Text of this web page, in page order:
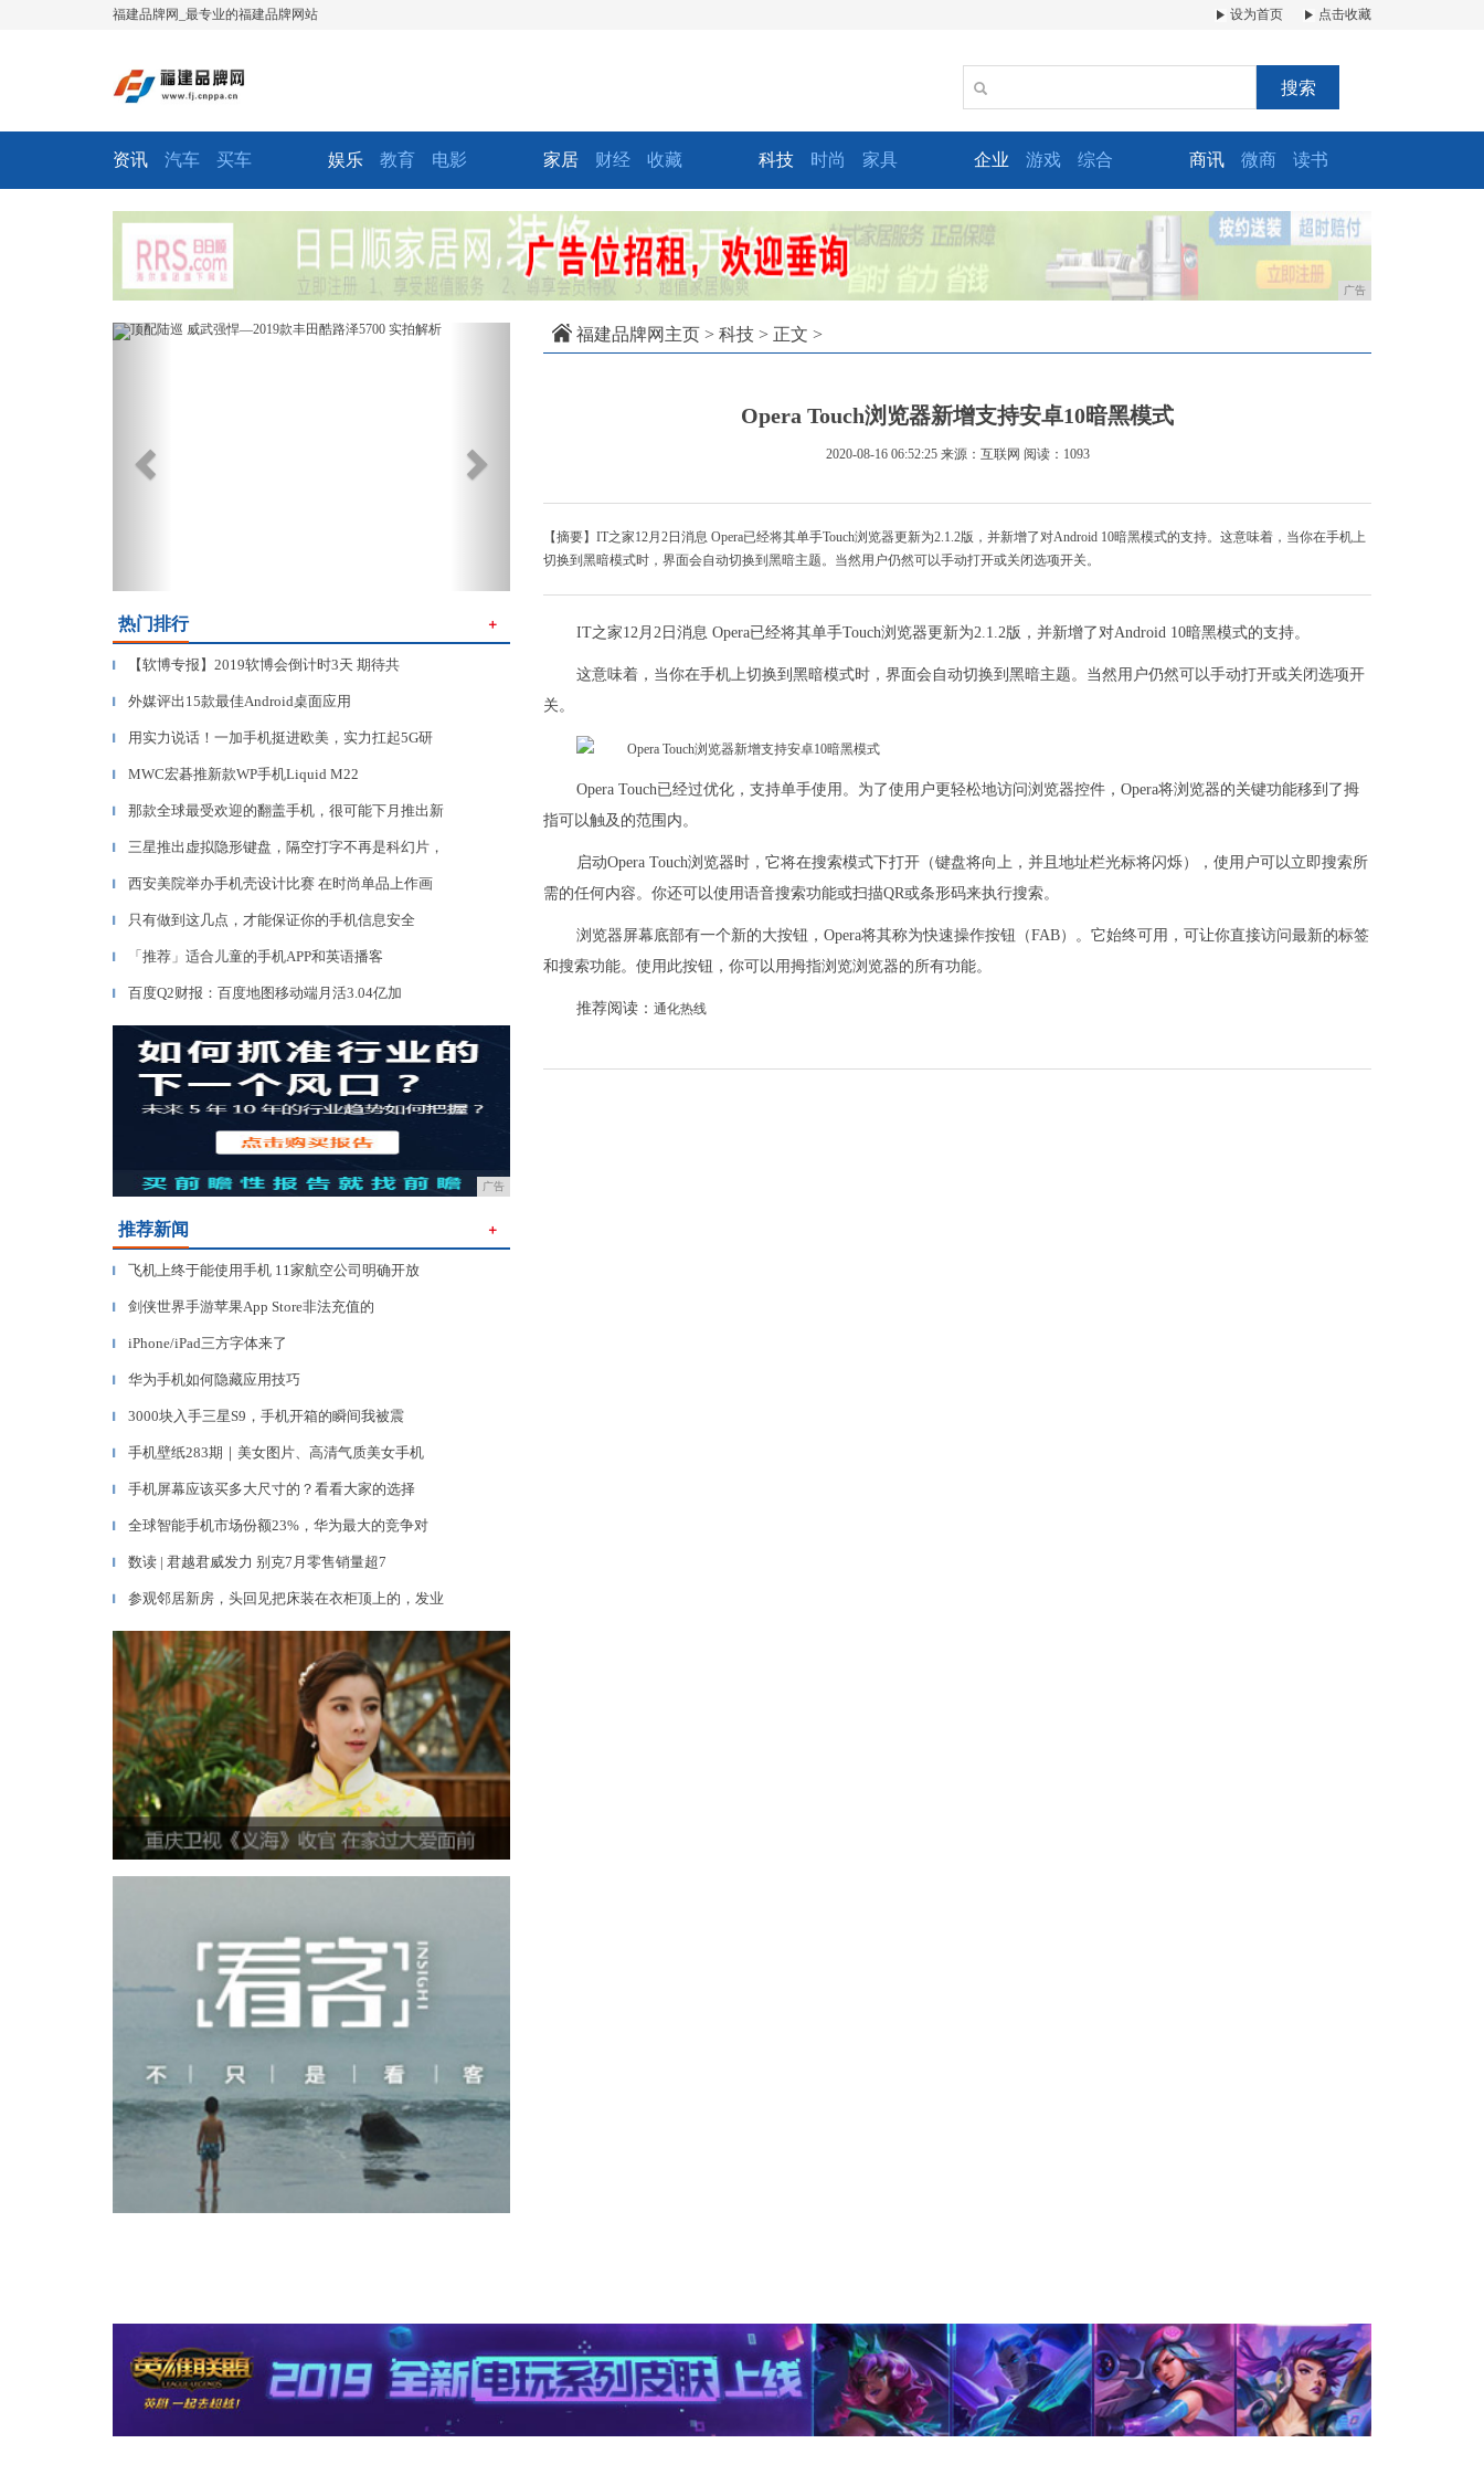
福建品牌网_最专业的福建品牌网站 设为首页 点击收藏
搜索
资讯 汽车 买车 娱乐 教育 电影 家居 财经 收藏 科技 时尚 家具 企业 游戏 综合 商讯 微商 读书
广告
Previous
热门排行 ＋
▎ 【软博专报】2019软博会倒计时3天 期待共
▎ 外媒评出15款最佳Android桌面应用
▎ 用实力说话！一加手机挺进欧美，实力扛起5G研
▎ MWC宏碁推新款WP手机Liquid M22
▎ 那款全球最受欢迎的翻盖手机，很可能下月推出新
▎ 三星推出虚拟隐形键盘，隔空打字不再是科幻片，
▎ 西安美院举办手机壳设计比赛 在时尚单品上作画
▎ 只有做到这几点，才能保证你的手机信息安全
▎ 「推荐」适合儿童的手机APP和英语播客
▎ 百度Q2财报：百度地图移动端月活3.04亿加
广告
推荐新闻 ＋
▎ 飞机上终于能使用手机 11家航空公司明确开放
▎ 剑侠世界手游苹果App Store非法充值的
▎ iPhone/iPad三方字体来了
▎ 华为手机如何隐藏应用技巧
▎ 3000块入手三星S9，手机开箱的瞬间我被震
▎ 手机壁纸283期｜美女图片、高清气质美女手机
▎ 手机屏幕应该买多大尺寸的？看看大家的选择
▎ 全球智能手机市场份额23%，华为最大的竞争对
▎ 数读 | 君越君威发力 别克7月零售销量超7
▎ 参观邻居新房，头回见把床装在衣柜顶上的，发业
福建品牌网主页 > 科技 > 正文 >
Opera Touch浏览器新增支持安卓10暗黑模式
2020-08-16 06:52:25 来源：互联网 阅读：1093
【摘要】IT之家12月2日消息 Opera已经将其单手Touch浏览器更新为2.1.2版，并新增了对Android 10暗黑模式的支持。这意味着，当你在手机上
切换到黑暗模式时，界面会自动切换到黑暗主题。当然用户仍然可以手动打开或关闭选项开关。
IT之家12月2日消息 Opera已经将其单手Touch浏览器更新为2.1.2版，并新增了对Android 10暗黑模式的支持。
这意味着，当你在手机上切换到黑暗模式时，界面会自动切换到黑暗主题。当然用户仍然可以手动打开或关闭选项开
关。
Opera Touch已经过优化，支持单手使用。为了使用户更轻松地访问浏览器控件，Opera将浏览器的关键功能移到了拇
指可以触及的范围内。
启动Opera Touch浏览器时，它将在搜索模式下打开（键盘将向上，并且地址栏光标将闪烁），使用户可以立即搜索所
需的任何内容。你还可以使用语音搜索功能或扫描QR或条形码来执行搜索。
浏览器屏幕底部有一个新的大按钮，Opera将其称为快速操作按钮（FAB）。它始终可用，可让你直接访问最新的标签
和搜索功能。使用此按钮，你可以用拇指浏览浏览器的所有功能。
推荐阅读： 通化热线